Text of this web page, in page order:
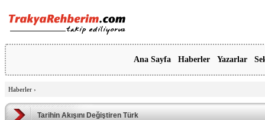
Ana Sayfa Haberler Yazarlar
Haberler ›
Tarihin Akışını Değiştiren Türk